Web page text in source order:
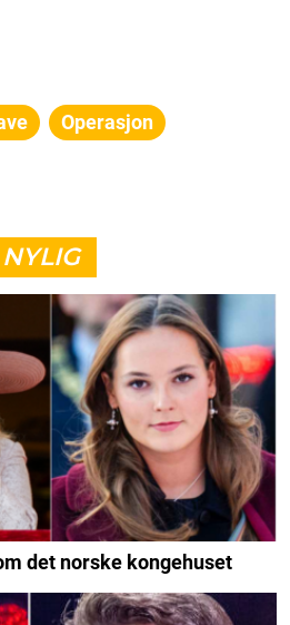
Operasjon
NYLIG
det norske kongehuset